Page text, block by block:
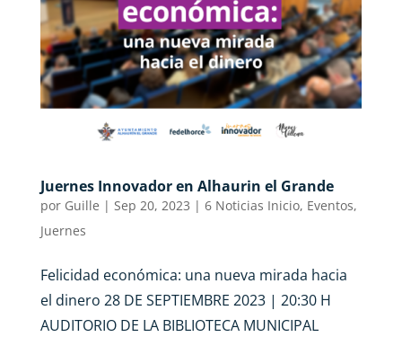
Juernes Innovador en Alhaurin el Grande
por Guille | Sep 20, 2023 | 6 Noticias Inicio, Eventos,
Juernes
Felicidad económica: una nueva mirada hacia
el dinero 28 DE SEPTIEMBRE 2023 | 20:30 H
AUDITORIO DE LA BIBLIOTECA MUNICIPAL